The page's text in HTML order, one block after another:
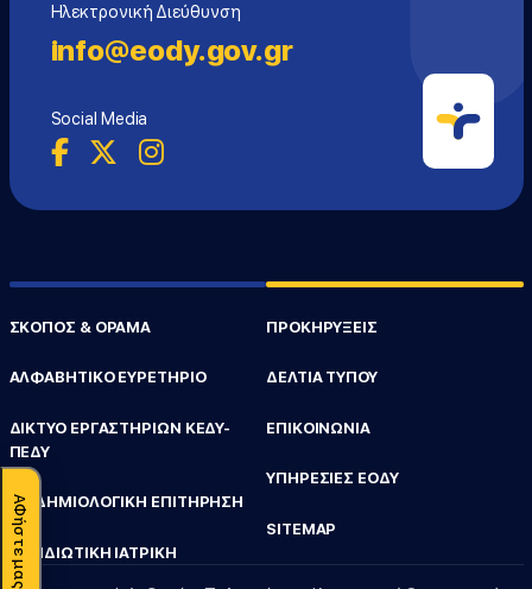
Ηλεκτρονική Διεύθυνση
info@eody.gov.gr
Social Media
ΣΚΟΠΟΣ & ΟΡΑΜΑ
ΑΛΦΑΒΗΤΙΚΟ ΕΥΡΕΤΗΡΙΟ
ΔΙΚΤΥΟ ΕΡΓΑΣΤΗΡΙΩΝ ΚΕΔΥ-
ΠΕΔΥ
ΕΠΙΔΗΜΙΟΛΟΓΙΚΗ ΕΠΙΤΗΡΗΣΗ
ΤΑΞΙΔΙΩΤΙΚΗ ΙΑΤΡΙΚΗ
ΠΡΟΚΗΡΥΞΕΙΣ
ΔΕΛΤΙΑ ΤΥΠΟΥ
ΕΠΙΚΟΙΝΩΝΙΑ
ΥΠΗΡΕΣΙΕΣ ΕΟΔΥ
SITEMAP